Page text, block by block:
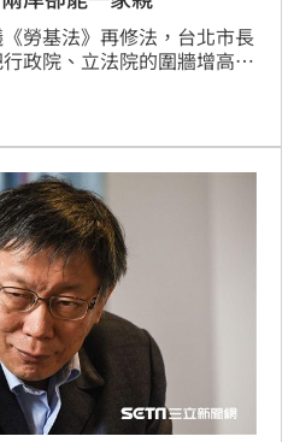
勞基法》再修法，台北市長
政院、立法院的圍牆增高。
柯文哲別忘記進步價值。